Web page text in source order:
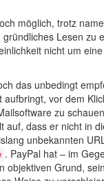
möglich, trotz
Lesen zu
nicht um
das unbedingt
aufbringt, vor dem
zu
auf, dass er nicht in
unbekannten
. PayPal hat – im
objektiven Grund,